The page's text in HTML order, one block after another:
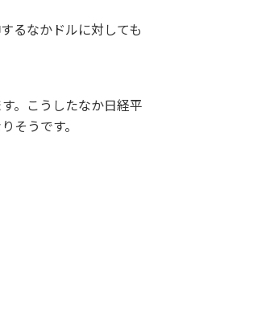
るなかドルに対しても
。こうしたなか日経平
そうです。